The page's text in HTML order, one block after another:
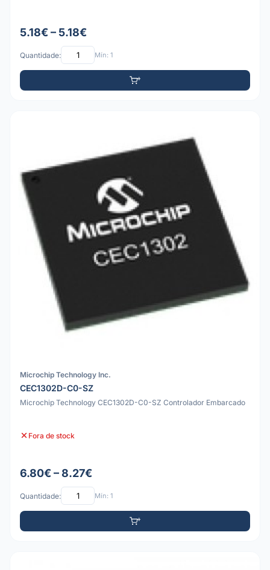
5.18€ – 5.18€
Quantidade: Mín: 1
Microchip Technology Inc.
CEC1302D-C0-SZ
Microchip Technology CEC1302D-C0-SZ Controlador Embarcado
Fora de stock
6.80€ – 8.27€
Quantidade: Mín: 1